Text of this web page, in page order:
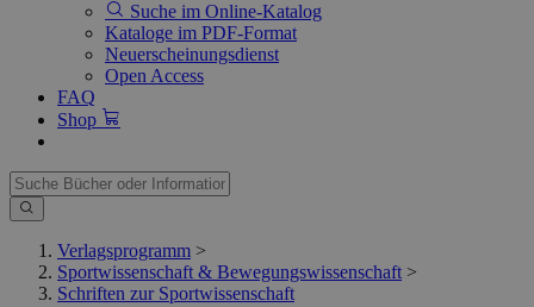
Suche im Online-Katalog
Kataloge im PDF-Format
Neuerscheinungsdienst
Open Access
FAQ
Shop
Verlagsprogramm >
Sportwissenschaft & Bewegungswissenschaft >
Schriften zur Sportwissenschaft